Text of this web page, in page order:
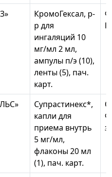
КромоГексал, р-
р для
ингаляций 10
мг/мл 2 мл,
ампулы п/э (10),
ленты (5), пач.
карт.
Супрастинекс*,
капли для
приема внутрь
5 мг/мл,
флаконы 20 мл
(1), пач. карт.